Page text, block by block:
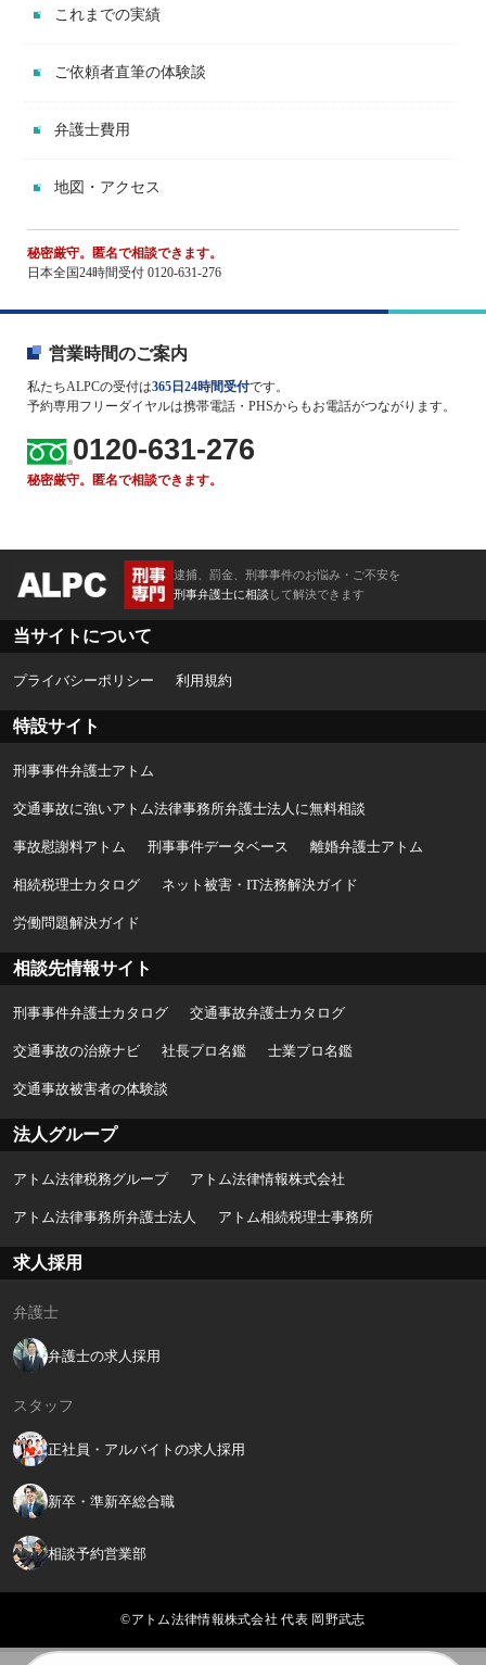
これまでの実績
ご依頼者直筆の体験談
弁護士費用
地図・アクセス
秘密厳守。匿名で相談できます。
日本全国24時間受付 0120-631-276
営業時間のご案内
私たちALPCの受付は365日24時間受付です。
予約専用フリーダイヤルは携帯電話・PHSからもお電話がつながります。
0120-631-276
秘密厳守。匿名で相談できます。
逮捕、罰金、刑事事件のお悩み・ご不安を
刑事弁護士に相談 して解決できます
当サイトについて
プライバシーポリシー 利用規約
特設サイト
刑事事件弁護士アトム
交通事故に強いアトム法律事務所弁護士法人に無料相談
事故慰謝料アトム 刑事事件データベース 離婚弁護士アトム
相続税理士カタログ ネット被害・IT法務解決ガイド
労働問題解決ガイド
相談先情報サイト
刑事事件弁護士カタログ 交通事故弁護士カタログ
交通事故の治療ナビ 社長プロ名鑑 士業プロ名鑑
交通事故被害者の体験談
法人グループ
アトム法律税務グループ アトム法律情報株式会社
アトム法律事務所弁護士法人 アトム相続税理士事務所
求人採用
弁護士
弁護士の求人採用
スタッフ
正社員・アルバイトの求人採用
新卒・準新卒総合職
相談予約営業部
©アトム法律情報株式会社 代表 岡野武志